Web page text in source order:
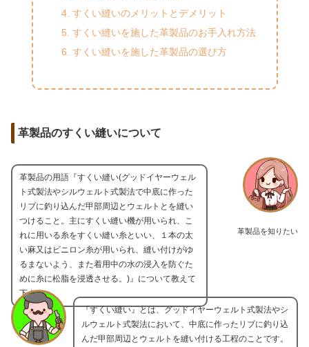
すくい縫いのメリットとデメリット
すくい縫いを施した革製品のお手入れ方法
すくい縫いを施した革製品の選び方
革製品のすくい縫いについて
革製品を知りたい
革製品の用語『すくい縫い(グッドイヤーウェル
ト式製法やシルウェルト式製法で中底に作った
リブに釣り込んだ甲部周辺とウェルトとを縫い
つけること。主にすくい縫い機が用いられ、こ
れに用いる糸をすくい縫い糸といい、１本の太
い麻又はビニロン糸が用いられ、縫い付けがゆ
るまないよう、また着用中の水の浸入を防ぐた
めに糸に松脂を浸透させる。)』について教えて
下さい
『すくい縫い』とは、グッドイヤーウェルト式製法やシ
ルウェルト式製法において、中底に作ったリブに釣り込
んだ甲部周辺とウェルトを縫い付ける工程のことです。